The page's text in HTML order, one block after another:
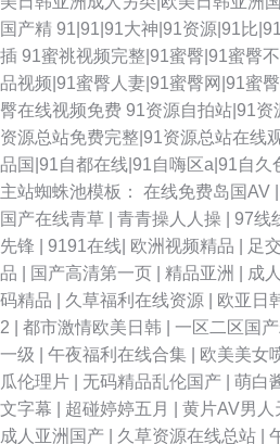
国产精 91|91|91大神|91资源|91比
插 91蜜祧视频完整|91蜜臀|91蜜臀
品视频|91蜜臀人妻|91蜜臀网|91蜜
臀在线视频免费 91资源自拍站|91资
资源总站免费完整|91资源总站在线
品国|91自都在线|91自嗨区a|91自久
主站蜘蛛池模板： 在线免费岛国AV
国产在线青草
青青操人人操 97线
先锋
9191在线 欧洲视频精品 足
品
国产高清第一页 精品亚洲 成
码精品
久草福利在线资源 欧亚日
2
都市激情欧美日韩 一区二区国
一级
午夜福利在线合集 欧美美女
瓜伦理片
无码精品乱伦国产 萌白
文字幕
超碰婷婷五月 黄片AV男人
成人亚洲国产
久草资源在线总站